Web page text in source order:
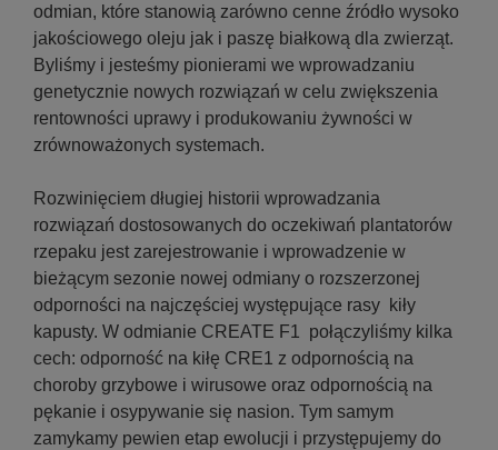
odmian, które stanowią zarówno cenne źródło wysoko
jakościowego oleju jak i paszę białkową dla zwierząt.
Byliśmy i jesteśmy pionierami we wprowadzaniu
genetycznie nowych rozwiązań w celu zwiększenia
rentowności uprawy i produkowaniu żywności w
zrównoważonych systemach.
Rozwinięciem długiej historii wprowadzania
rozwiązań dostosowanych do oczekiwań plantatorów
rzepaku jest zarejestrowanie i wprowadzenie w
bieżącym sezonie nowej odmiany o rozszerzonej
odporności na najczęściej występujące rasy kiły
kapusty. W odmianie CREATE F1 połączyliśmy kilka
cech: odporność na kiłę CRE1 z odpornością na
choroby grzybowe i wirusowe oraz odpornością na
pękanie i osypywanie się nasion. Tym samym
zamykamy pewien etap ewolucji i przystępujemy do